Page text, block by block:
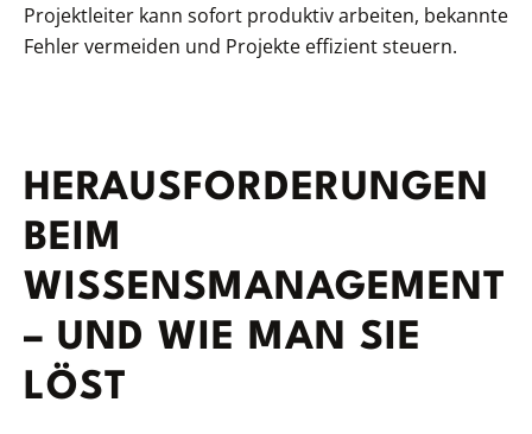
Projektleiter kann sofort produktiv arbeiten, bekannte
Fehler vermeiden und Projekte effizient steuern.
HERAUSFORDERUNGEN
BEIM
WISSENSMANAGEMENT
– UND WIE MAN SIE
LÖST